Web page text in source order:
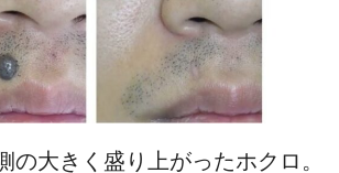
の大きく盛り上がったホクロ。